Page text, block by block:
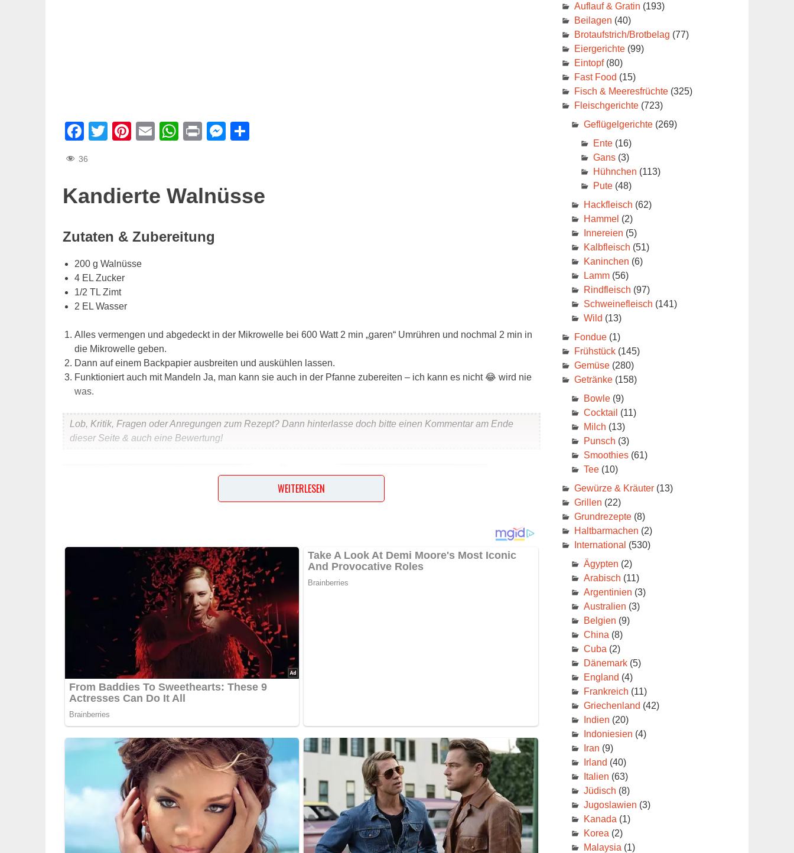
Facebook
Twitter
Pinterest
EmailWhatsApp
PrintMessenger
Teilen
36
Kandierte Walnüsse
Zutaten & Zubereitung
200 g Walnüsse
4 EL Zucker
1/2 TL Zimt
2 EL Wasser
Alles vermengen und abgedeckt in der Mikrowelle bei 600 Watt 2 min „garen“ Umrühren und nochmal 2 min in
die Mikrowelle geben.
Dann auf einem Backpapier ausbreiten und auskühlen lassen.
Funktioniert auch mit Mandeln Ja, man kann sie auch in der Pfanne zubereiten – ich kann es nicht 😂 wird nie
was.
Lob, Kritik, Fragen oder Anregungen zum Rezept? Dann hinterlasse doch bitte einen Kommentar am Ende
dieser Seite & auch eine Bewertung!
WEITERLESEN
Auflauf & Gratin (193)
Beilagen (40)
Brotaufstrich/Brotbelag (77)
Eiergerichte(99)
Eintopf(80)
Fast Food (15)
Fisch & Meeresfrüchte(325)
Fleischgerichte(723)
Geflügelgerichte(269)
Ente(16)
Gans(3)
Hühnchen (113)
Pute(48)
Hackfleisch (62)
Hammel (2)
Innereien (5)
Kalbfleisch (51)
Kaninchen (6)
Lamm(56)
Rindfleisch (97)
Schweinefleisch (141)
Wild (13)
Fondue(1)
Frühstück(145)
Gemüse(280)
Getränke(158)
Bowle(9)
Cocktail (11)
Milch (13)
Punsch (3)
Smoothies(61)
Tee(10)
Gewürze & Kräuter(13)
Grillen (22)
Grundrezepte(8)
Haltbarmachen (2)
International (530)
Ägypten (2)
Arabisch (11)
Argentinien (3)
Australien (3)
Belgien (9)
China (8)
Cuba (2)
Dänemark(5)
England (4)
Frankreich (11)
Griechenland (42)
Indien (20)
Indoniesien (4)
Iran (9)
Irland (40)
Italien (63)
Jüdisch (8)
Jugoslawien (3)
Kanada (1)
Korea (2)
Malaysia (1)